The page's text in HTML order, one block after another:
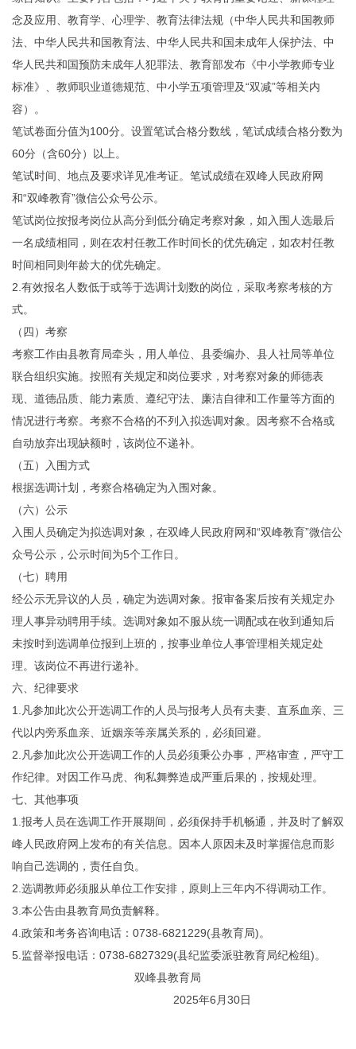
念及应用、教育学、心理学、教育法律法规（中华人民共和国教师
法、中华人民共和国教育法、中华人民共和国未成年人保护法、中
华人民共和国预防未成年人犯罪法、教育部发布《中小学教师专业
标准》、教师职业道德规范、中小学五项管理及“双减”等相关内
容）。
笔试卷面分值为100分。设置笔试合格分数线，笔试成绩合格分数为
60分（含60分）以上。
笔试时间、地点及要求详见准考证。笔试成绩在双峰人民政府网
和“双峰教育”微信公众号公示。
笔试岗位按报考岗位从高分到低分确定考察对象，如入围人选最后
一名成绩相同，则在农村任教工作时间长的优先确定，如农村任教
时间相同则年龄大的优先确定。
2.有效报名人数低于或等于选调计划数的岗位，采取考察考核的方
式。
（四）考察
考察工作由县教育局牵头，用人单位、县委编办、县人社局等单位
联合组织实施。按照有关规定和岗位要求，对考察对象的师德表
现、道德品质、能力素质、遵纪守法、廉洁自律和工作量等方面的
情况进行考察。考察不合格的不列入拟选调对象。因考察不合格或
自动放弃出现缺额时，该岗位不递补。
（五）入围方式
根据选调计划，考察合格确定为入围对象。
（六）公示
入围人员确定为拟选调对象，在双峰人民政府网和“双峰教育”微信公
众号公示，公示时间为5个工作日。
（七）聘用
经公示无异议的人员，确定为选调对象。报审备案后按有关规定办
理人事异动聘用手续。选调对象如不服从统一调配或在收到通知后
未按时到选调单位报到上班的，按事业单位人事管理相关规定处
理。该岗位不再进行递补。
六、纪律要求
1.凡参加此次公开选调工作的人员与报考人员有夫妻、直系血亲、三
代以内旁系血亲、近姻亲等亲属关系的，必须回避。
2.凡参加此次公开选调工作的人员必须秉公办事，严格审查，严守工
作纪律。对因工作马虎、徇私舞弊造成严重后果的，按规处理。
七、其他事项
1.报考人员在选调工作开展期间，必须保持手机畅通，并及时了解双
峰人民政府网上发布的有关信息。因本人原因未及时掌握信息而影
响自己选调的，责任自负。
2.选调教师必须服从单位工作安排，原则上三年内不得调动工作。
3.本公告由县教育局负责解释。
4.政策和考务咨询电话：0738-6821229(县教育局)。
5.监督举报电话：0738-6827329(县纪监委派驻教育局纪检组)。
双峰县教育局
2025年6月30日